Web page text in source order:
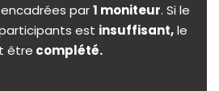
par1 moniteur. Si le
est insuffisant,le
être complété.